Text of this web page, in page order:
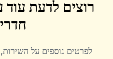
רוצים לדעת עוד
לפרטים נוספים על